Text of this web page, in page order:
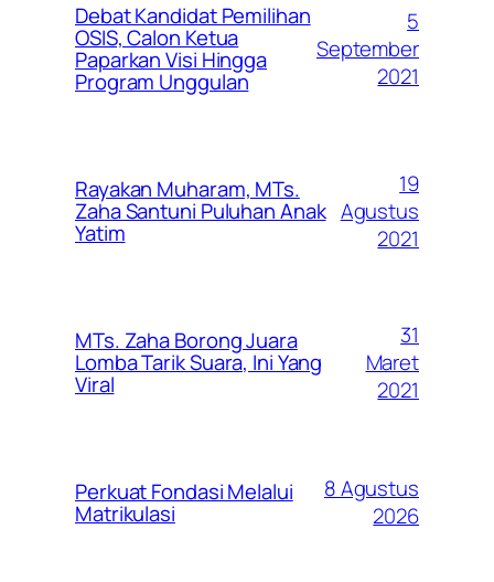
Debat Kandidat Pemilihan
OSIS, Calon Ketua
Paparkan Visi Hingga
Program Unggulan
5
September
2021
Rayakan Muharam, MTs.
Zaha Santuni Puluhan Anak
Yatim
19
Agustus
2021
MTs. Zaha Borong Juara
Lomba Tarik Suara, Ini Yang
Viral
31
Maret
2021
Perkuat Fondasi Melalui
Matrikulasi
8 Agustus
2026